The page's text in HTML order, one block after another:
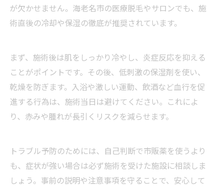
が欠かせません。海老名市の医療脱毛やサロンでも、施
術直後の冷却や保湿の徹底が推奨されています。
まず、施術後は肌をしっかり冷やし、炎症反応を抑える
ことがポイントです。その後、低刺激の保湿剤を使い、
乾燥を防ぎます。入浴や激しい運動、飲酒など血行を促
進する行為は、施術当日は避けてください。これによ
り、赤みや腫れが長引くリスクを減らせます。
トラブル予防のためには、自己判断で市販薬を使うより
も、症状が強い場合は必ず施術を受けた施設に相談しま
しょう。事前の説明や注意事項を守ることで、安心して